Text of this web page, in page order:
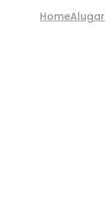
HomeAlugar